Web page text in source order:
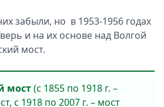
забыли, но в 1953-1956 годах
и на их основе над Волгой
мост.
мост(с 1855 по 1918 г. –
с 1918 по 2007 г. – мост